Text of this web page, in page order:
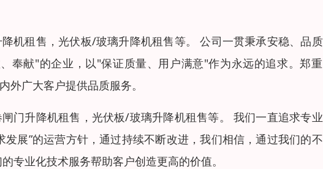
机租售，光伏板/玻璃升降机租售等。 公司一贯秉承安稳、品
奉献"的企业，以"保证质量、用户满意"作为永远的追求。郑
外广大客户提供品质服务。
门升降机租售，光伏板/玻璃升降机租售等。 我们一直追求专
展”的运营方针，通过持续不断改进，我们相信，通过我们的
专业化技术服务帮助客户创造更高的价值。